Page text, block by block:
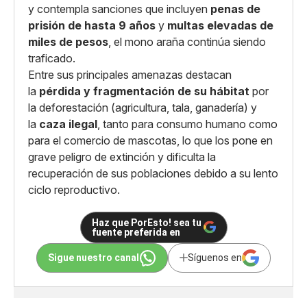
y contempla sanciones que incluyen penas de
prisión de hasta 9 años y multas elevadas de
miles de pesos , el mono araña continúa siendo
traficado.
Entre sus principales amenazas destacan
la pérdida y fragmentación de su hábitat por
la deforestación (agricultura, tala, ganadería) y
la caza ilegal , tanto para consumo humano como
para el comercio de mascotas, lo que los pone en
grave peligro de extinción y dificulta la
recuperación de sus poblaciones debido a su lento
ciclo reproductivo.
Haz que PorEsto! sea tu
fuente preferida en
Sigue nuestro canal Síguenos en